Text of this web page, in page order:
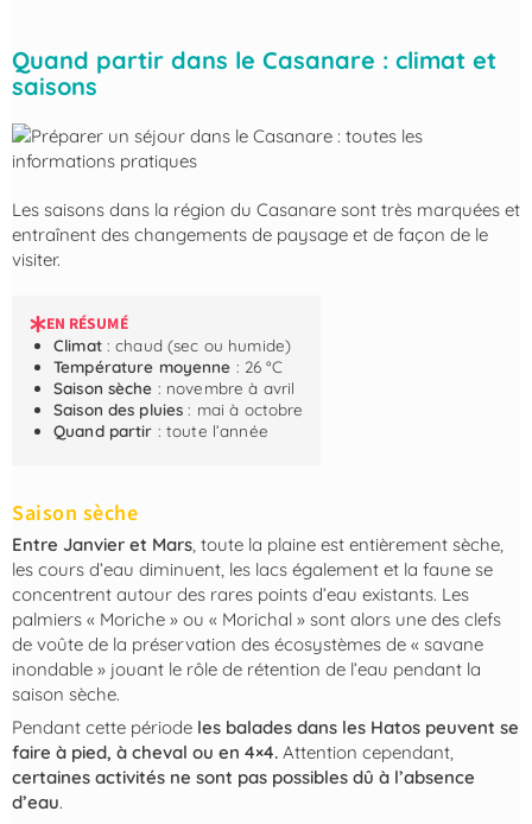
Quand partir dans le Casanare : climat et
saisons
Les saisons dans la région du Casanare sont très marquées et
entraînent des changements de paysage et de façon de le
visiter.
EN RÉSUMÉ
Climat: chaud (sec ou humide)
Température moyenne : 26 °C
Saison sèche : novembre à avril
Saison des pluies : mai à octobre
Quand partir : toute l’année
Saison sèche
Entre Janvier et Mars , toute la plaine est entièrement sèche,
les cours d’eau diminuent, les lacs également et la faune se
concentrent autour des rares points d’eau existants. Les
palmiers « Moriche » ou « Morichal » sont alors une des clefs
de voûte de la préservation des écosystèmes de « savane
inondable » jouant le rôle de rétention de l’eau pendant la
saison sèche.
Pendant cette période les balades dans les Hatos peuvent se
faire à pied, à cheval ou en 4×4. Attention cependant,
certaines activités ne sont pas possibles dû à l’absence
d’eau.